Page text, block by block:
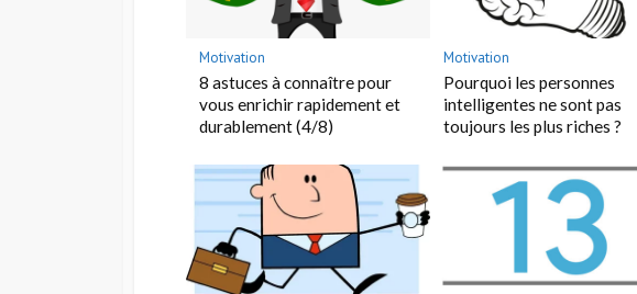
Motivation
8 astuces à connaître pour
vous enrichir rapidement et
durablement (4/8)
Motivation
Pourquoi les personnes
intelligentes ne sont pas
toujours les plus riches ?